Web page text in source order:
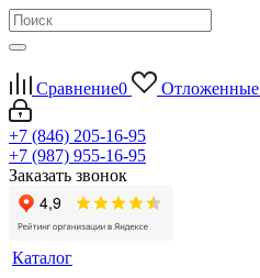
Сравнение0 Отложенные
+7 (846) 205-16-95
+7 (987) 955-16-95
Заказать звонок
Каталог